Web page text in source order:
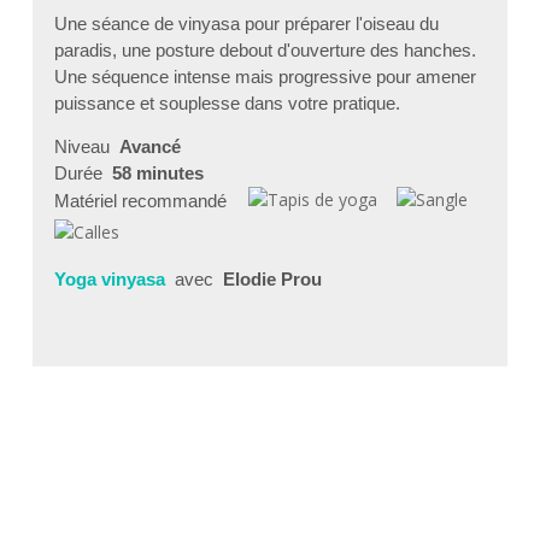
Une séance de vinyasa pour préparer l'oiseau du
paradis, une posture debout d'ouverture des hanches.
Une séquence intense mais progressive pour amener
puissance et souplesse dans votre pratique.
Niveau Avancé
Durée 58 minutes
Matériel recommandé
Yoga vinyasa avec Elodie Prou